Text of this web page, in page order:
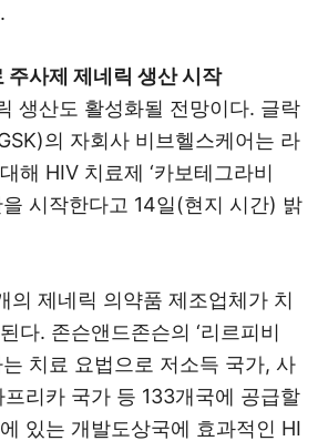
사제 제네릭 생산 시작
생산도 활성화될 전망이다. 글락
의 자회사 비브헬스케어는 라
해 HIV 치료제 ‘카보테그라비
을 시작한다고 14일(현지 시간) 밝
의 제네릭 의약품 제조업체가 치
다. 존슨앤드존슨의 ‘리르피비
는 치료 요법으로 저소득 국가, 사
리카 국가 등 133개국에 공급할
있는 개발도상국에 효과적인 HI